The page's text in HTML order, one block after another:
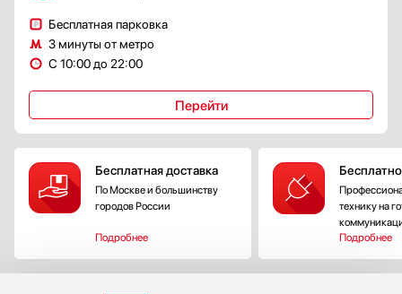
Бесплатная парковка
3 минуты от метро
С 10:00 до 22:00
Перейти
Бесплатная доставка
По Москве и большинству
городов России
Подробнее
технику на
Подробнее